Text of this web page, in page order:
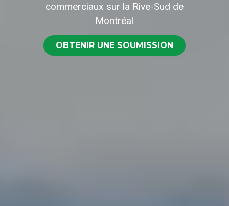
commerciaux sur la Rive-Sud de
Montréal
OBTENIR UNE SOUMISSION